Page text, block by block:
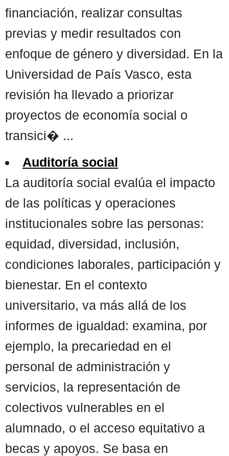
financiación, realizar consultas
previas y medir resultados con
enfoque de género y diversidad. En la
Universidad de País Vasco, esta
revisión ha llevado a priorizar
proyectos de economía social o
transici� ...
Auditoría social
La auditoría social evalúa el impacto
de las políticas y operaciones
institucionales sobre las personas:
equidad, diversidad, inclusión,
condiciones laborales, participación y
bienestar. En el contexto
universitario, va más allá de los
informes de igualdad: examina, por
ejemplo, la precariedad en el
personal de administración y
servicios, la representación de
colectivos vulnerables en el
alumnado, o el acceso equitativo a
becas y apoyos. Se basa en